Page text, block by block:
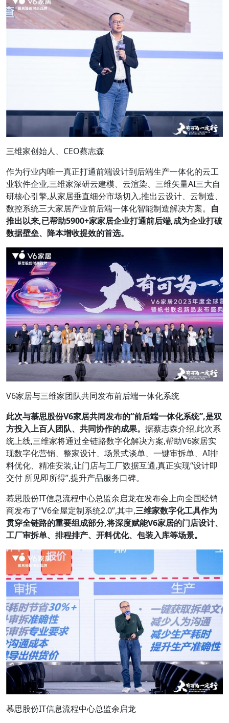
三维家创始人、CEO蔡志森
作为行业内唯一真正打通前端设计到后端生产一体化的云工
业软件企业,三维家深研云建模、云渲染、三维矢量AI三大自
研核心引擎,从家居垂直细分市场切入,推出云设计、云制造、
数控系统三大家居产业前后端一体化智能制造解决方案。 自
推出以来,已帮助5900+家家居企业打通前后端,成为企业打破
数据壁垒、降本增收提效的首选。
V6家居与三维家团队共同发布前后端一体化系统
此次与慕思股份V6家居共同发布的“前后端一体化系统”,是双
方投入上百人团队、共同协作的成果。 据蔡志森介绍,此次系
统上线,三维家将通过全链路数字化解决方案,帮助V6家居实
现数字化营销、整家设计、场景式谈单、一键审拆单、AI排
料优化、精准安装,让门店与工厂数据互通,真正实现“设计即
交付 所见即所得”,提升产品服务口碑。
慕思股份IT信息流程中心总监余启龙在发布会上向全国经销
商发布了“V6全屋定制系统2.0”,其中,三维家数字化工具作为
贯穿全链路的重要组成部分,将深度赋能V6家居的门店设计、
工厂审拆单、排程排产、开料优化、包装入库等场景。
慕思股份IT信息流程中心总监余启龙